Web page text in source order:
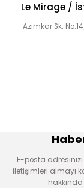
Le Mirage /
Azimkar Sk.
E-posta
iletişimleri almayı